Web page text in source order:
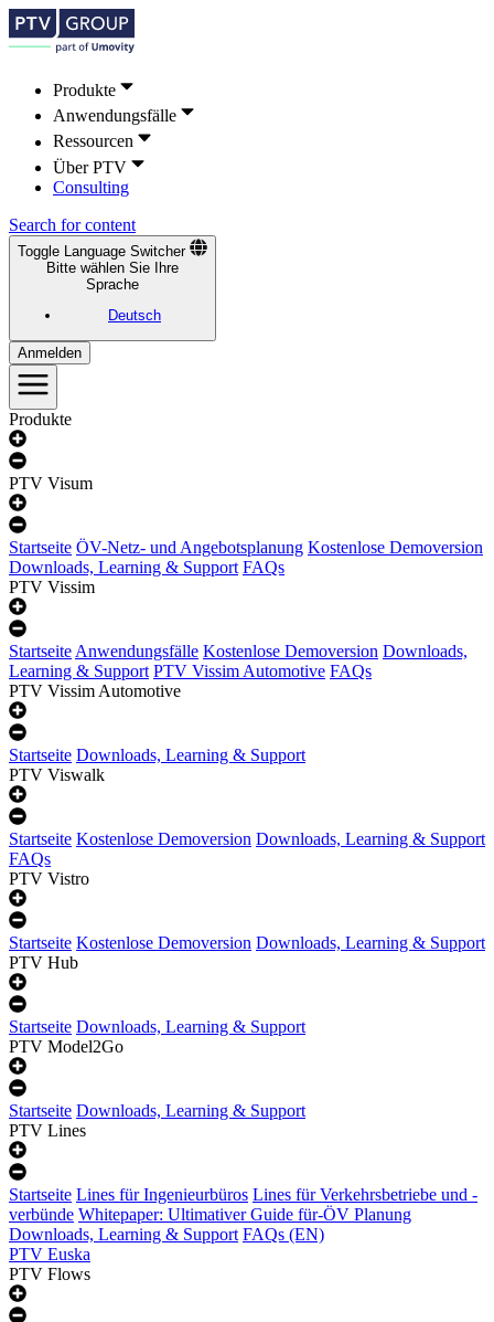
Produkte
Anwendungsfälle
Ressourcen
Über PTV
Consulting
Search for content
Toggle Language Switcher
Bitte wählen Sie Ihre
Sprache
Deutsch
Anmelden
Produkte
PTV Visum
Startseite ÖV-Netz- und Angebotsplanung Kostenlose Demoversion
Downloads, Learning & Support FAQs
PTV Vissim
StartseiteAnwendungsfälle Kostenlose Demoversion Downloads,
Learning & Support PTV Vissim Automotive FAQs
PTV Vissim Automotive
Startseite Downloads, Learning & Support
PTV Viswalk
Startseite Kostenlose Demoversion Downloads, Learning & Support
FAQs
PTV Vistro
Startseite Kostenlose Demoversion Downloads, Learning & Support
PTV Hub
Startseite Downloads, Learning & Support
PTV Model2Go
Startseite Downloads, Learning & Support
PTV Lines
Startseite Lines für Ingenieurbüros Lines für Verkehrsbetriebe und -
verbünde Whitepaper: Ultimativer Guide für-ÖV Planung
Downloads, Learning & Support FAQs (EN)
PTV Euska
PTV Flows